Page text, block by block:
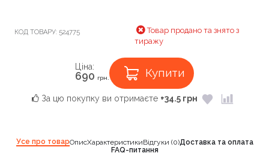
КОД ТОВАРУ: 524775
Товар продано та знято з
тиражу
Ціна:
690 грн. Купити
За цю покупку ви отримаєте +34.5 грн
Усе про товарОписХарактеристикиВідгуки (0)Доставка та оплата
FAQ-питання